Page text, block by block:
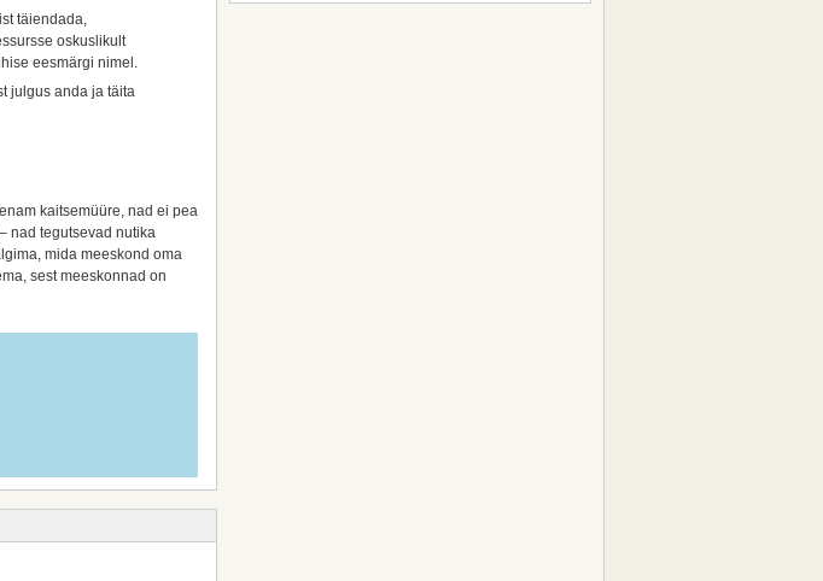
täiendada,
oskuslikult
eesmärgi nimel.
julgus anda ja täita
kaitsemüüre, nad ei pea
nad tegutsevad nutika
mida meeskond oma
sest meeskonnad on